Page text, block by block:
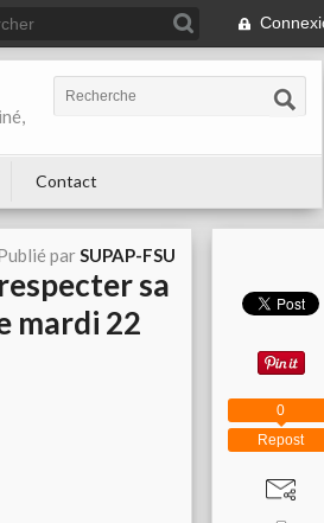
Contact
parSUPAP-FSU
sa
mardi 22
Repost
0